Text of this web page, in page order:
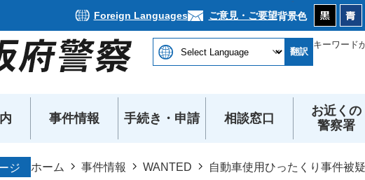
Foreign Languages ご意見・ご要望背景色
翻訳
キーワード
事件情報 手続き・申請 相談窓口
お近くの
警察署
ジ ホーム 事件情報 WANTED 自動車使用ひったくり事件被